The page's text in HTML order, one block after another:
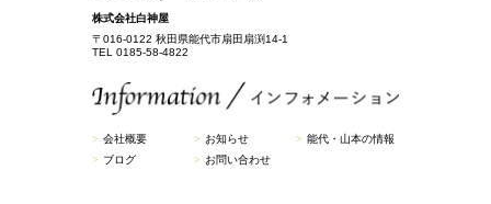
株式会社白神屋
〒016-0122 秋田県能代市扇田扇渕14-1
TEL 0185-58-4822
会社概要 お知らせ
能代・山本の情報
ブログ
お問い合わせ